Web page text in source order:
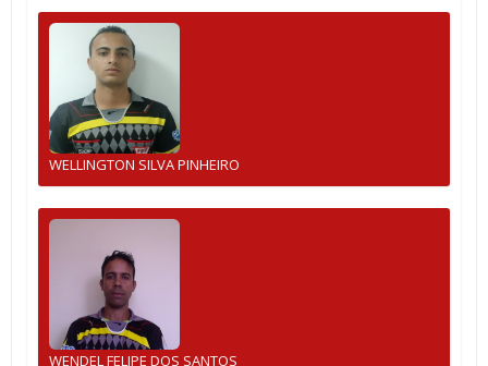
WELLINGTON SILVA PINHEIRO
WENDEL FELIPE DOS SANTOS